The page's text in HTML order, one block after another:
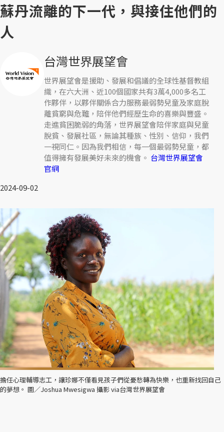
蘇丹流離的下一代，與接住他們的
人
台灣世界展望會
世界展望會是援助、發展和倡議的全球性基督教組
織，在六大洲、近100個國家共有3萬4,000多名工
作夥伴，以夥伴關係合力服務最弱勢兒童及家庭脫
離貧窮與危難，陪伴他們經歷生命的喜樂與豐盛。
走進貧困脆弱的角落，世界展望會陪伴家庭與兒童
脫貧、發展社區，無論其種族、性別、信仰，我們
一視同仁。因為我們相信，每一個最弱勢兒童，都
值得擁有發展美好未來的機會。 台灣世界展望會
官網
2024-09-02
擔任心理輔導志工，讓珍娜不僅看見孩子們從憂愁轉為快樂，也重新找回自己
的夢想。 圖／Joshua Mwesigwa 攝影 via台灣世界展望會